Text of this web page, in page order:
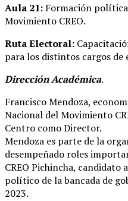
Aula 21: Formación
Movimiento CREO.
Ruta Electoral:
para los distintos cargos de
Dirección Académica.
Francisco Mendoza,
Nacional del Movimiento
Centro como Director.
Mendoza es parte de la
desempeñado roles
CREO Pichincha, candidato
político de la bancada de
2023.